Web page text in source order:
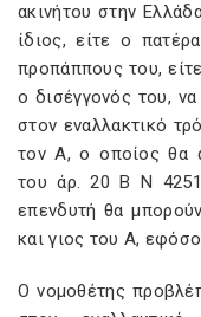
ακινήτου στην
ίδιος, είτε ο
προπάππους του,
ο δισέγγονός του,
στον εναλλακτικό
τον Α, ο οποίος θα
του άρ. 20 Β Ν
επενδυτή θα
και γιος του Α,
Ο νομοθέτης